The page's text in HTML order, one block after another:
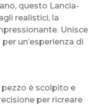
questo Lancia-
realistici, la
Unisce
un’esperienza di
pezzo è scolpito e
per ricreare